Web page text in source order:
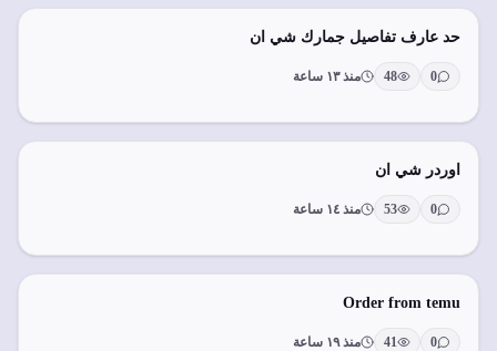
حد عارف تفاصيل جمارك شي ان
0
48 منذ ١٣ ساعة
اوردر شي ان
0
53 منذ ١٤ ساعة
Order from temu
0
41 منذ ١٩ ساعة